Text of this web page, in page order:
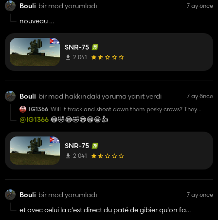
Bouli bir mod yorumladı 7 ay önce
nouveau
SNR-75
2 041
Bouli bir mod hakkındaki yoruma yanıt verdi
7 ay önce
IG1366 Will it track and shoot down them pesky crows? They
laugh at my scarecrow.
@IG1366😂🤣😂🤣😁😁😁👍️
SNR-75
2 041
Bouli bir mod yorumladı 7 ay önce
et avec celui la c'est direct du paté de gibier qu'on fait